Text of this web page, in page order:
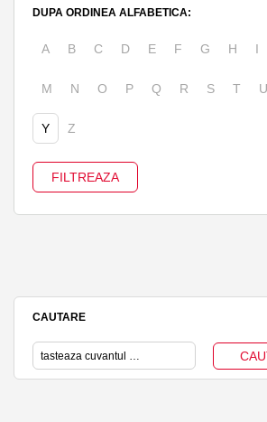
DUPA ORDINEA ALFABETICA:
A B C D E F G H I
M N O P Q R S T U
Y Z
CAUTARE